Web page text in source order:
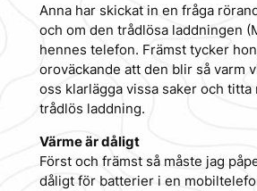
Anna har skickat in en fråga
och om den trådlösa laddningen
hennes telefon. Främst tycker
oroväckande att den blir så varm
oss klarlägga vissa saker och titta
trådlös laddning.
Värme är dåligt
Först och främst så måste jag
dåligt för batterier i en